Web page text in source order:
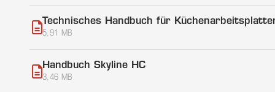
Technisches Handbuch für
5,91 MB
Handbuch Skyline HC
3,46 MB